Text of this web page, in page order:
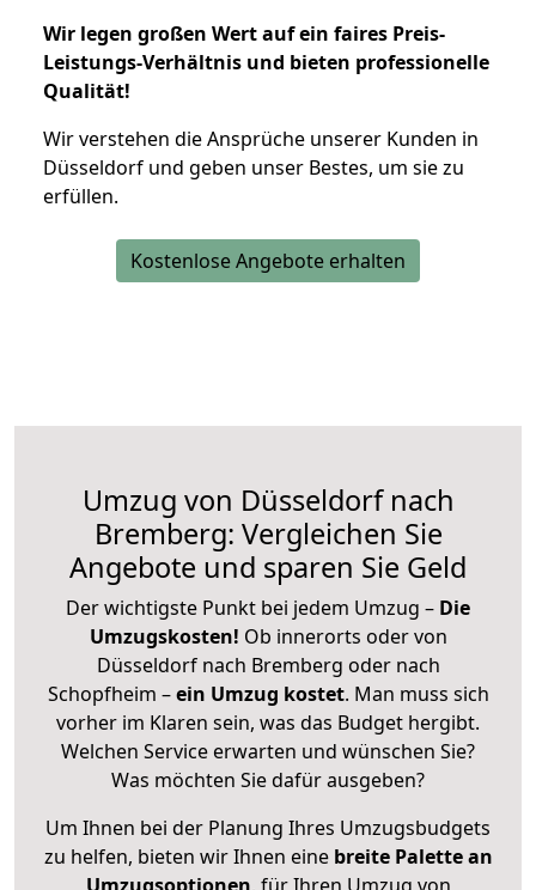
Wir legen großen Wert auf ein faires Preis-
Leistungs-Verhältnis und bieten professionelle
Qualität!
Wir verstehen die Ansprüche unserer Kunden in
Düsseldorf und geben unser Bestes, um sie zu
erfüllen.
Kostenlose Angebote erhalten
Umzug von Düsseldorf nach
Bremberg: Vergleichen Sie
Angebote und sparen Sie Geld
Der wichtigste Punkt bei jedem Umzug – Die
Umzugskosten! Ob innerorts oder von
Düsseldorf nach Bremberg oder nach
Schopfheim –ein Umzug kostet. Man muss sich
vorher im Klaren sein, was das Budget hergibt.
Welchen Service erwarten und wünschen Sie?
Was möchten Sie dafür ausgeben?
Um Ihnen bei der Planung Ihres Umzugsbudgets
zu helfen, bieten wir Ihnen eine breite Palette an